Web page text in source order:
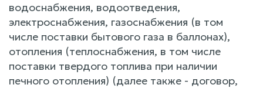
водоснабжения, водоотведения,
электроснабжения, газоснабжения (в том
числе поставки бытового газа в баллонах),
отопления (теплоснабжения, в том числе
поставки твердого топлива при наличии
печного отопления) (далее также - договор,